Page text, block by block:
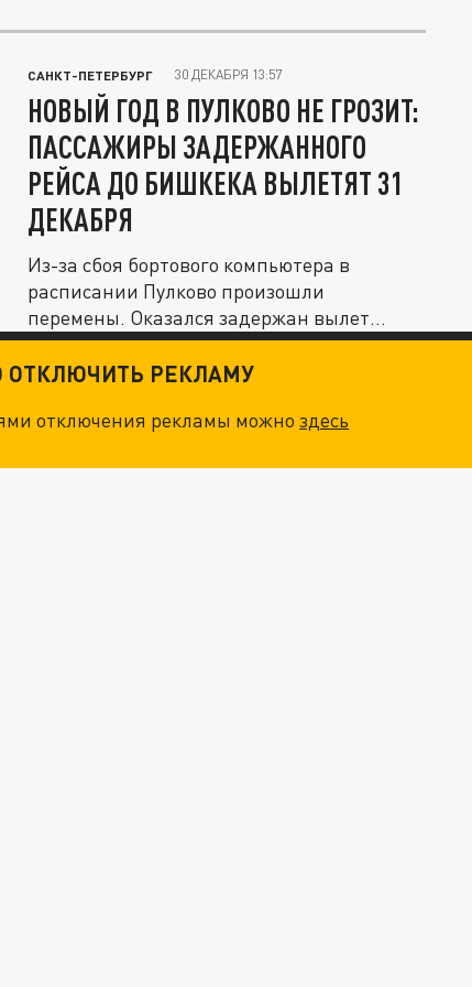
САНКТ-ПЕТЕРБУРГ 30 ДЕКАБРЯ 13:57
НОВЫЙ ГОД В ПУЛКОВО НЕ ГРОЗИТ:
ПАССАЖИРЫ ЗАДЕРЖАННОГО
РЕЙСА ДО БИШКЕКА ВЫЛЕТЯТ 31
ДЕКАБРЯ
Из-за сбоя бортового компьютера в
расписании Пулково произошли
перемены. Оказался задержан вылет
рейса...
ОТКЛЮЧИТЬ РЕКЛАМУ
отключения рекламы можноздесь